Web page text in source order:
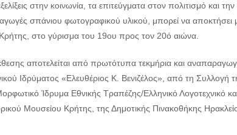
στην κοινωνία, τα επιτεύγματα στον πολιτισμό
σπάνιου φωτογραφικού υλικού, μπορεί να αποκτήσει
Κρήτης, στο γύρισμα του 19ου προς τον 20ό αιώνα.
αποτελείται από πρωτότυπα τεκμήρια και
Ιδρύματος «Ελευθέριος Κ. Βενιζέλος», από τη
Ίδρυμα Εθνικής Τραπέζης/Ελληνικό Λογοτεχνικό
Μουσείου Κρήτης, της Δημοτικής Πινακοθήκης